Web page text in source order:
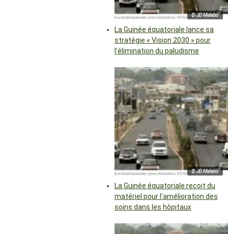
© JD Malabo
La Guinée équatoriale lance sa
stratégie « Vision 2030 » pour
l’élimination du paludisme
© JD Malabo
La Guinée équatoriale reçoit du
matériel pour l’amélioration des
soins dans les hôpitaux